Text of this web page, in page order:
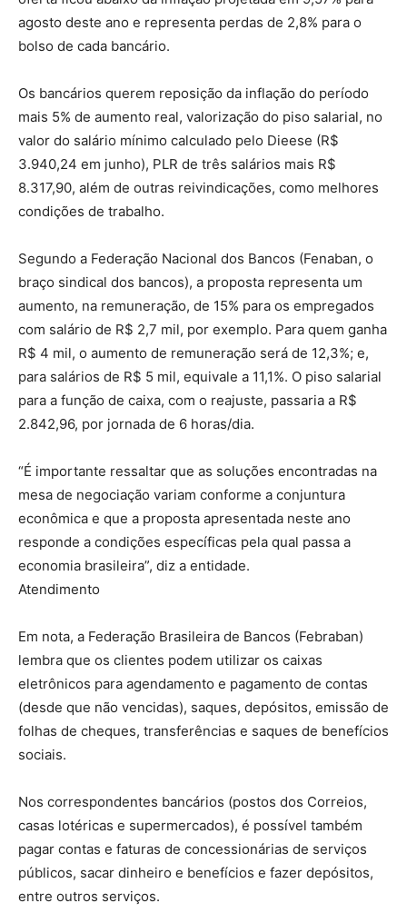
agosto deste ano e representa perdas de 2,8% para o
bolso de cada bancário.
Os bancários querem reposição da inflação do período
mais 5% de aumento real, valorização do piso salarial, no
valor do salário mínimo calculado pelo Dieese (R$
3.940,24 em junho), PLR de três salários mais R$
8.317,90, além de outras reivindicações, como melhores
condições de trabalho.
Segundo a Federação Nacional dos Bancos (Fenaban, o
braço sindical dos bancos), a proposta representa um
aumento, na remuneração, de 15% para os empregados
com salário de R$ 2,7 mil, por exemplo. Para quem ganha
R$ 4 mil, o aumento de remuneração será de 12,3%; e,
para salários de R$ 5 mil, equivale a 11,1%. O piso salarial
para a função de caixa, com o reajuste, passaria a R$
2.842,96, por jornada de 6 horas/dia.
“É importante ressaltar que as soluções encontradas na
mesa de negociação variam conforme a conjuntura
econômica e que a proposta apresentada neste ano
responde a condições específicas pela qual passa a
economia brasileira”, diz a entidade.
Atendimento
Em nota, a Federação Brasileira de Bancos (Febraban)
lembra que os clientes podem utilizar os caixas
eletrônicos para agendamento e pagamento de contas
(desde que não vencidas), saques, depósitos, emissão de
folhas de cheques, transferências e saques de benefícios
sociais.
Nos correspondentes bancários (postos dos Correios,
casas lotéricas e supermercados), é possível também
pagar contas e faturas de concessionárias de serviços
públicos, sacar dinheiro e benefícios e fazer depósitos,
entre outros serviços.